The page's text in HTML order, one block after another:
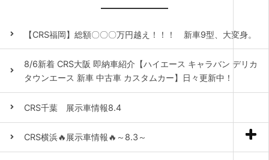
【CRS福岡】総額〇〇〇万円越え！！！ 新車9型、大変身。
8/6新着 CRS大阪 即納車紹介【ハイエース キャラバン デリカ
タウンエース 新車 中古車 カスタムカー】日々更新中！
CRS千葉 展示車情報8.4
CRS横浜🔥展示車情報🔥～8.3～